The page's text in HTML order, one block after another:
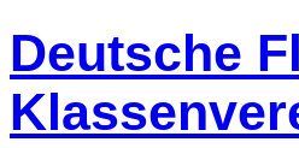
Deutsche